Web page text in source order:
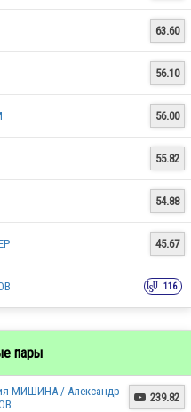
63.60
56.10
56.00
55.82
54.88
45.67
116
пары
МИШИНА / Александр
 239.82